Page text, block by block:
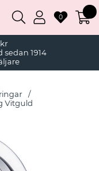
1914
0
Vitguld